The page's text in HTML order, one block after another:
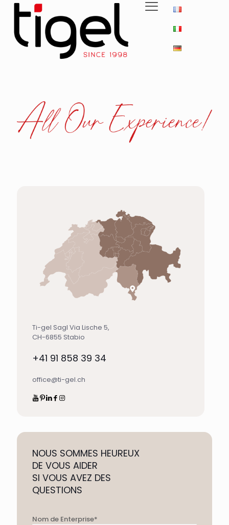
Ti-gel Sagl Via Lische 5,
CH-6855 Stabio
+41 91 858 39 34
office@ti-gel.ch
NOUS SOMMES HEUREUX
DE VOUS AIDER
SI VOUS AVEZ DES
QUESTIONS
Nom de Enterprise*